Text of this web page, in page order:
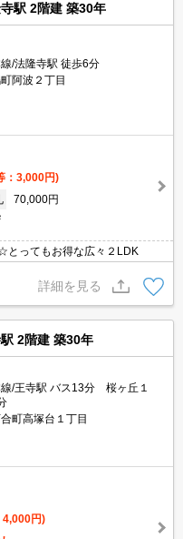
駅 2階建 築30年
/法隆寺駅 徒歩6分
阿波２丁目
：3,000円)
70,000円
とってもお得な広々２LDK
詳細を見る
2階建 築30年
/王寺駅 バス13分 桜ヶ丘１
町高塚台１丁目
4,000円)